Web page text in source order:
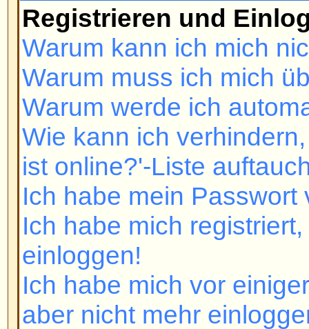
Warum muss ich mich
Warum werde ich automatisch
Wie kann ich verhindern, dass
ist online?'-Liste auftaucht?
Ich habe mein Passwort
Ich habe mich registriert, kann
einloggen!
Ich habe mich vor einiger Zeit
aber nicht mehr einloggen!
Benutzerangaben und
Wie ändere ich meine
Die Zeiten stimmen nicht!
Ich habe die Zeitzone